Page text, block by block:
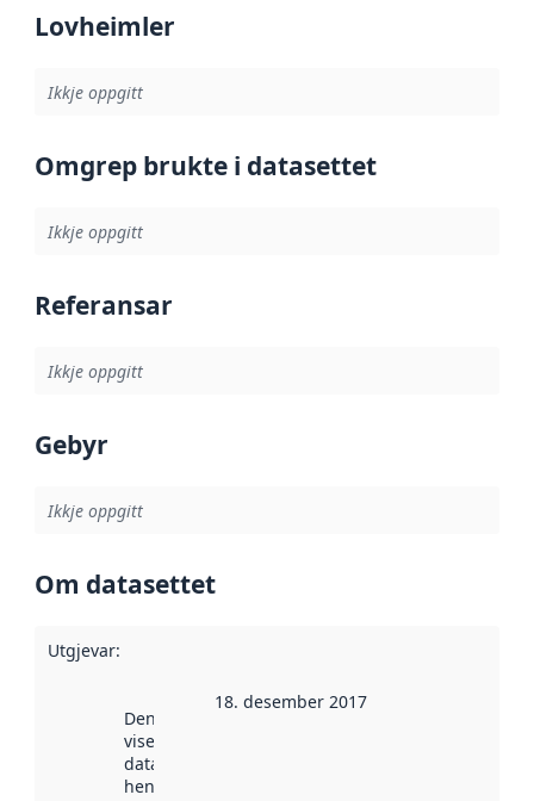
Lovheimler
Ikkje oppgitt
Omgrep brukte i datasettet
Ikkje oppgitt
Referansar
Ikkje oppgitt
Gebyr
Ikkje oppgitt
Om datasettet
Utgjevar:
Denne datoen
viser når
datasettet vart
henta inn av
18. desember 2017